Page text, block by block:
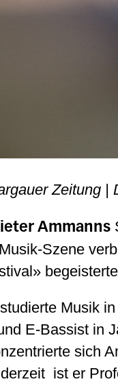
Zeitung |
Ammanns
Szene
Musik
E-Bassist in
sich
ist er